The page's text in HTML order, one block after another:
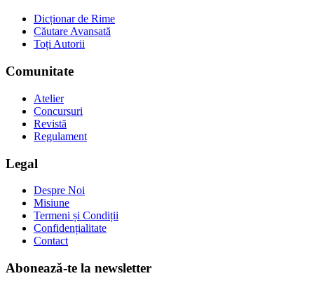
Dicționar de Rime
Căutare Avansată
Toți Autorii
Comunitate
Atelier
Concursuri
Revistă
Regulament
Legal
Despre Noi
Misiune
Termeni și Condiții
Confidențialitate
Contact
Abonează-te la newsletter